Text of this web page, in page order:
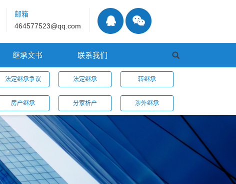
邮箱
464577523@qq.com
继承文书 联系我们
法定继承争议 法定继承 转继承
房产继承 分家析产 涉外继承